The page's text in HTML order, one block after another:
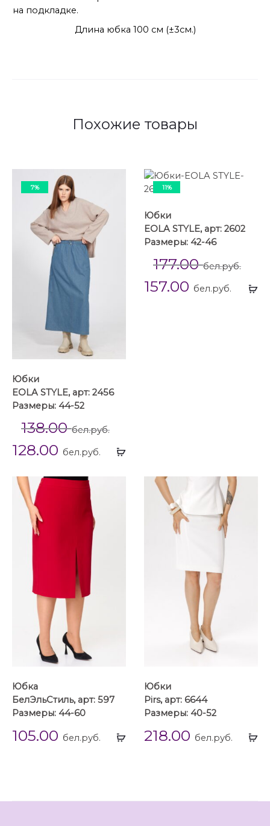
на подкладке.
Длина юбка 100 см (±3см.)
Похожие товары
7%
Выбрать
Юбки
EOLA STYLE, арт: 2456
Размеры: 44-52
138.00бел.руб.
128.00 бел.руб.
11%
Юбки
EOLA STYLE, арт: 2602
Размеры: 42-46
177.00бел.руб.
157.00 бел.руб.
Выбрать
Юбка
БелЭльСтиль, арт: 597
Размеры: 44-60
105.00 бел.руб.
Юбки
Pirs, арт: 6644
Размеры: 40-52
218.00 бел.руб.